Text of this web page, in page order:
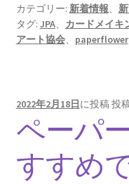
カテゴリー: 新着情報、
タグ: JPA、 カードメイキ
アート協会、 paperflower
2022年2月18日に投稿投
ペーパ
すすめ